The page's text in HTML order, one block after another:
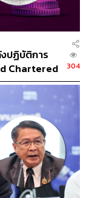
วกับสัญญา หรือ
ทเคนไหม คำ
เคน’ ใน
ณ์ ไม่ใช่ตัวจริง
าของตราสารหนี้
พ.ร.บ.หนี้
งหากมีข้อพิพาท
องร้องยึดทรัพย์
จน ดังนั้น
บ.การบริหารหนี้
ปฏิบัติการ
Chartered
อลลาร์
304